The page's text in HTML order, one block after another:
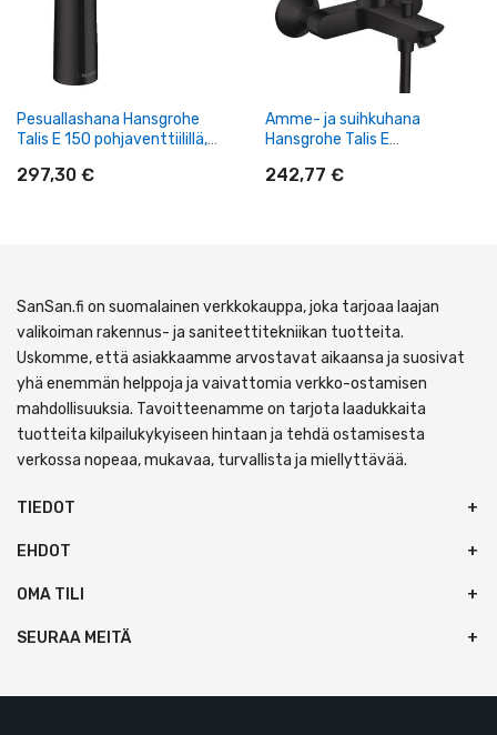
Pesuallashana Hansgrohe
Talis E 150 pohjaventtiilillä,
297,30 €
Amme- ja suihkuhana
Hansgrohe Talis E
242,77 €
SanSan.fi on suomalainen verkkokauppa, joka tarjoaa laajan
valikoiman rakennus- ja saniteettitekniikan tuotteita.
Uskomme, että asiakkaamme arvostavat aikaansa ja suosivat
yhä enemmän helppoja ja vaivattomia verkko-ostamisen
mahdollisuuksia. Tavoitteenamme on tarjota laadukkaita
tuotteita kilpailukykyiseen hintaan ja tehdä ostamisesta
verkossa nopeaa, mukavaa, turvallista ja miellyttävää.
TIEDOT
EHDOT
OMA TILI
SEURAA MEITÄ